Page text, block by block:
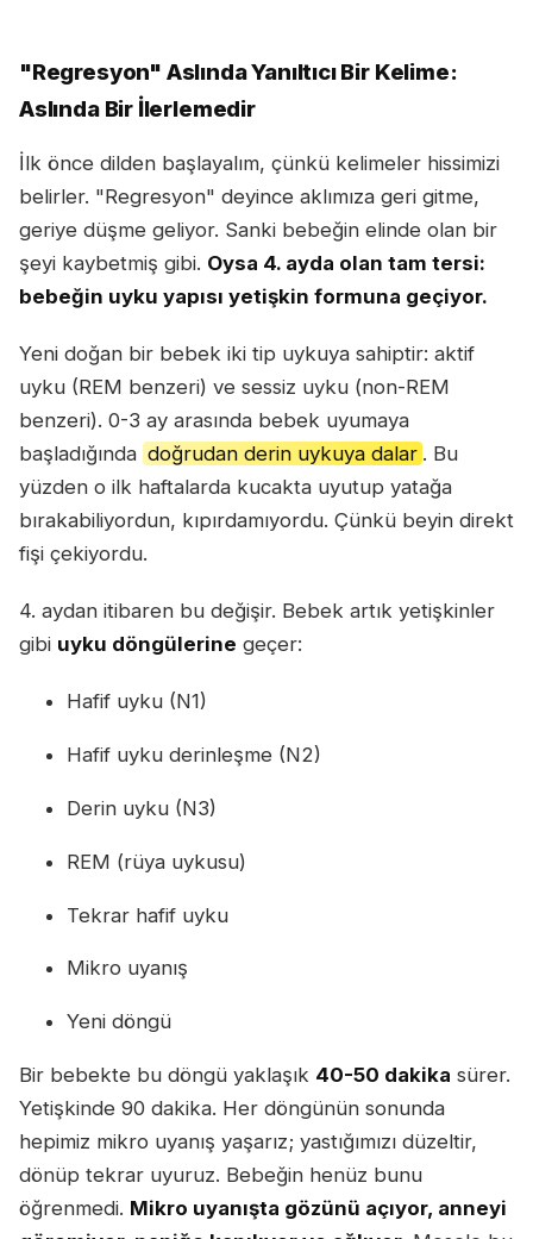
"Regresyon" Aslında Yanıltıcı Bir Kelime:
Aslında Bir İlerlemedir
İlk önce dilden başlayalım, çünkü kelimeler hissimizi
belirler. "Regresyon" deyince aklımıza geri gitme,
geriye düşme geliyor. Sanki bebeğin elinde olan bir
şeyi kaybetmiş gibi. Oysa 4. ayda olan tam tersi:
bebeğin uyku yapısı yetişkin formuna geçiyor.
Yeni doğan bir bebek iki tip uykuya sahiptir: aktif
uyku (REM benzeri) ve sessiz uyku (non-REM
benzeri). 0-3 ay arasında bebek uyumaya
başladığında doğrudan derin uykuya dalar . Bu
yüzden o ilk haftalarda kucakta uyutup yatağa
bırakabiliyordun, kıpırdamıyordu. Çünkü beyin direkt
fişi çekiyordu.
4. aydan itibaren bu değişir. Bebek artık yetişkinler
gibi uyku döngülerine geçer:
Hafif uyku (N1)
Hafif uyku derinleşme (N2)
Derin uyku (N3)
REM (rüya uykusu)
Tekrar hafif uyku
Mikro uyanış
Yeni döngü
Bir bebekte bu döngü yaklaşık 40-50 dakika sürer.
Yetişkinde 90 dakika. Her döngünün sonunda
hepimiz mikro uyanış yaşarız; yastığımızı düzeltir,
dönüp tekrar uyuruz. Bebeğin henüz bunu
öğrenmedi. Mikro uyanışta gözünü açıyor, anneyi